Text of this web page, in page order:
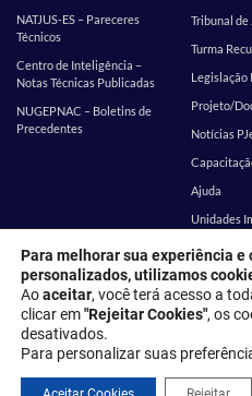
NATJUS-ES – Pareceres
Técnicos
Centro de Inteligência –
Notas Técnicas Publicadas
NUGEPNAC – Boletins de
Precedentes
Tribunal de
Turma
Legislação
Projeto/
Notícias
Ajuda
Unidades
Estatística
SEI
EMES
Endereço: Rua Desembargador
Vitória - ES,
Para melhorar sua experiência e
personalizados, utilizamos
Aoaceitar, você terá acesso a
clicar em"Rejeitar Cookies", os
desativados.
Para personalizar suas